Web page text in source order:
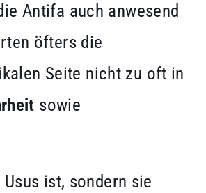
Antifa auch anwesend
öfters die
Seite nicht zu oft in
sowie
ist, sondern sie